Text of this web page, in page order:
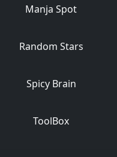
Manja Spot
Random Stars
Spicy Brain
ToolBox